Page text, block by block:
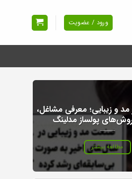
ورود / عضویت
و زیبایی؛ معرفی مشاغل،
پولساز مدلینگ
مطالعه بیشتر